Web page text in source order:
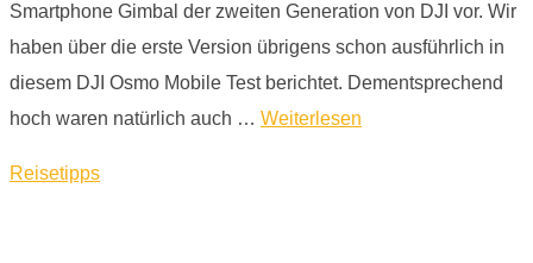
Smartphone Gimbal der zweiten Generation von DJI vor. Wir
haben über die erste Version übrigens schon ausführlich in
diesem DJI Osmo Mobile Test berichtet. Dementsprechend
hoch waren natürlich auch … Weiterlesen
Reisetipps